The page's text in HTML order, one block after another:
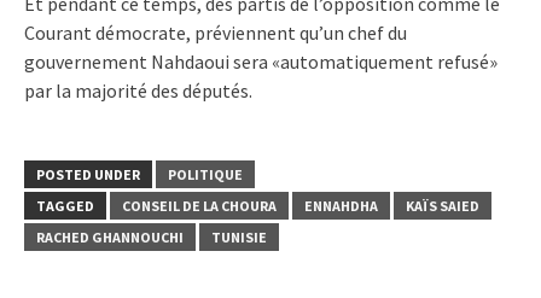
Courant démocrate, préviennent qu’un chef du
gouvernement Nahdaoui sera «automatiquement refusé»
par la majorité des députés.
POSTED UNDER
POLITIQUE
TAGGED
CONSEIL DE LA CHOURA ENNAHDHA
KAÏS SAIED
RACHED GHANNOUCHI
TUNISIE